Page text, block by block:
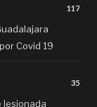
117
Covid 19
35
lesionada